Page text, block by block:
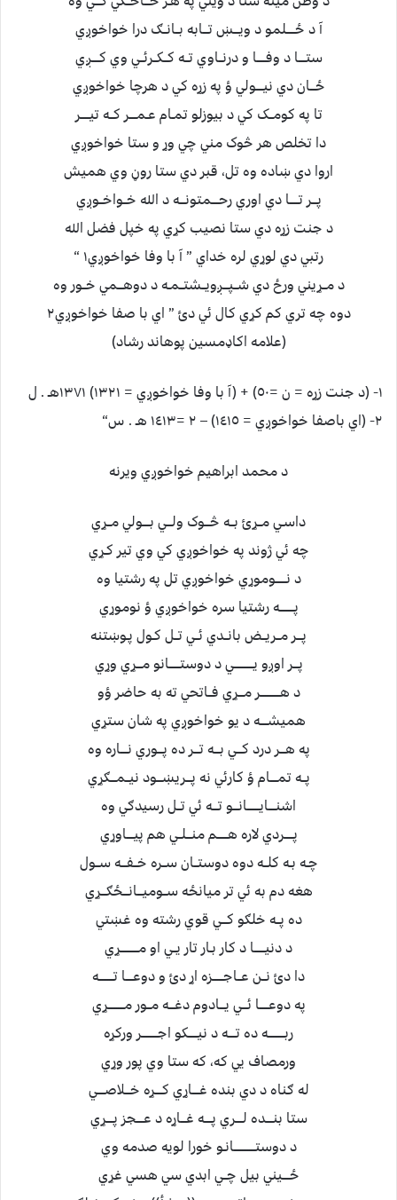
آ د ځـــــلمو د ويـــښ تـــابه بــانــګ درا خواخوږي
ستــــا د وفـــــا و درنــاوي تــه کــکــرئــي وي کــــږي
ځـــان دي نيــــولي ؤ په زړه کي د هرچا خواخوږي
تا په کومــک کي د بيوزلو تمـام عـمــــر کــه تيـــــر
دا تخلص هر څوک مني چي وړ و ستا خواخوږي
اروا دي ښاده وه تل، قبر دي ستا روڼ وي هميش
پـــر تـــــا دي اوري رحــــمتونـــه د الله خــواخــوږي
د جنت زړه دي ستا نصيب کړي په خپل فضل الله
رتبي دي لوړي لره خداي ” آ با وفا خواخوږي١ “
د مــړيني ورځ دي شــپـــږويــشتــمـه د دوهـــمي خــور وه
دوه چه تري کم کړي کال ئي دئ ” اي با صفا خواخوږي٢
(علامه اکاډمسين پوهاند رشاد)
١- (د جنت زړه = ن =٥٠) + (آ با وفا خواخوږي = ١٣٢١) ١٣٧١هـ . ل
٢- (اي باصفا خواخوږي = ١٤١٥) – ٢ =١٤١٣ هـ . س“
د محمد ابراهيم خواخوږي ويرنه
داسـي مــړئ بــه څـــوک ولـــي بــــولي مــړي
چه ئي ژوند په خواخوږي کي وي تير کـړي
د نــــــوموړي خواخوږي تل په رشتيا وه
پــــــــه رشتيا سره خواخوږي ؤ نوموړي
پـــر مــريــض بانــدي ئــي تــل کـول پـوښتنه
پـــر اوږو يـــــــــــي د دوستــــــانو مـــړي وړي
د هـــــــــــر مـــړي فــاتحي ته به حاضر ؤو
هميشــــه د يو خواخوږي په شان ستړي
په هـــر درد کـــي بـــه تـــر ده پـــوري نــــاره وه
پــه تمــــام ؤ کارئي نه پـــريښـــود نيــمـــګړي
اشنــــايـــــــانـــو تـــه ئي تــل رسيدګي وه
پـــــردي لاره هــــــم منـــلــي هم پيــــاوړي
چـه بـه کلــه دوه دوستــان ســره خــفـــه ســول
هغه دم به ئي تر ميانځه ســوميـــانـــځګـــړي
ده پــه خلګو کـــي قوي رشته وه غښتي
د دنيــــــا د کار بـار تار يــي او مــــــــــړي
دا دئ نــن عــاجــــــزه اړ دئ و دوعــــا تــــــــه
په دوعـــــا ئـــي يـــادوم دغـــه مــور مـــــــــړي
ربـــــــــه ده تــــه د نيـــــکو اجـــــــــر ورکړه
ورمصاف يي که، که ستا وي پور وړي
له ګناه د دي بنده غــــاړي کــــړه خـــلاصــــي
ستا بنــــده لــــري پــــه غـــاړه د عــــجز پــــړي
د دوستــــــــــــانـو خورا لويه صدمه وي
ځــــيني بيل چــي ابدي سي هسي غړي